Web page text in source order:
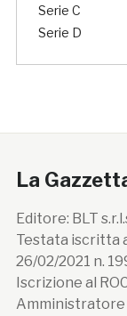
Serie C
Serie D
La
Editore: BLT
Testata iscritta
26/02/2021 n.
Iscrizione al
Amministratore